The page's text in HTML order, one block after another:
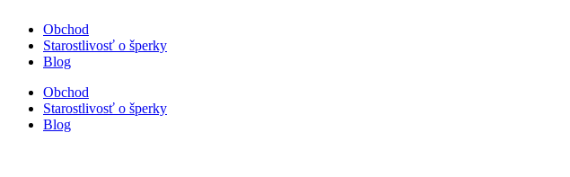
Obchod
Starostlivosť o šperky
Blog
Obchod
Starostlivosť o šperky
Blog